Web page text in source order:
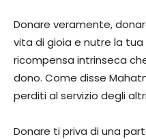
Donare veramente,
vita di gioia e nutre la
ricompensa intrinseca
dono. Come disse
perditi al servizio degli
Donare ti priva di una